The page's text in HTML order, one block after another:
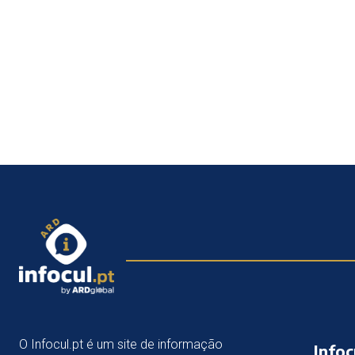
O Infocul.pt é um site de informação